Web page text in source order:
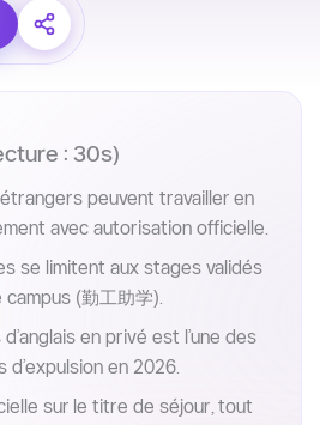
: 30s)
peuvent travailler en
avec autorisation officielle.
se limitent aux stages validés
(勤工助学).
en privé est l’une des
en 2026.
sur le titre de séjour, tout